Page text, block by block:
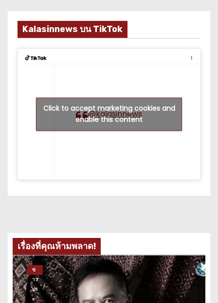
Kalasinnews บน TikTok
@kalasinnews
Click to accept marketing cookies and
enable this content
เรื่องที่คุณห้ามพลาด!
ข่
าว
ปร
ะ